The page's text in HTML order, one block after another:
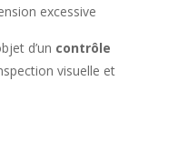
excessive
d’un contrôle
visuelle et